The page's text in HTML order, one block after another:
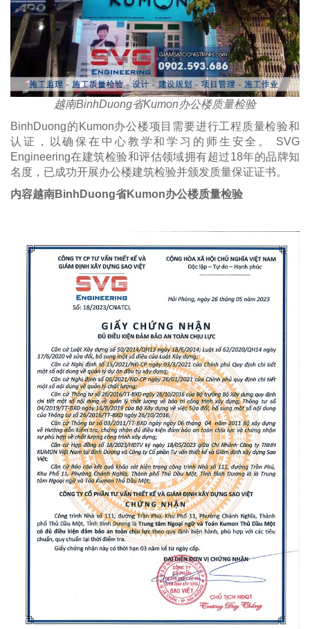
越南BinhDuong省Kumon办公楼质量检验
BinhDuong的Kumon办公楼项目需要进行工程质量检验和
认证，以确保在中心教学和学习的师生安全。 SVG
Engineering在建筑检验和评估领域拥有超过18年的品牌知
名度，已成功开展办公楼建筑检验并颁发质量保证证书。
内容越南BinhDuong省Kumon办公楼质量检验